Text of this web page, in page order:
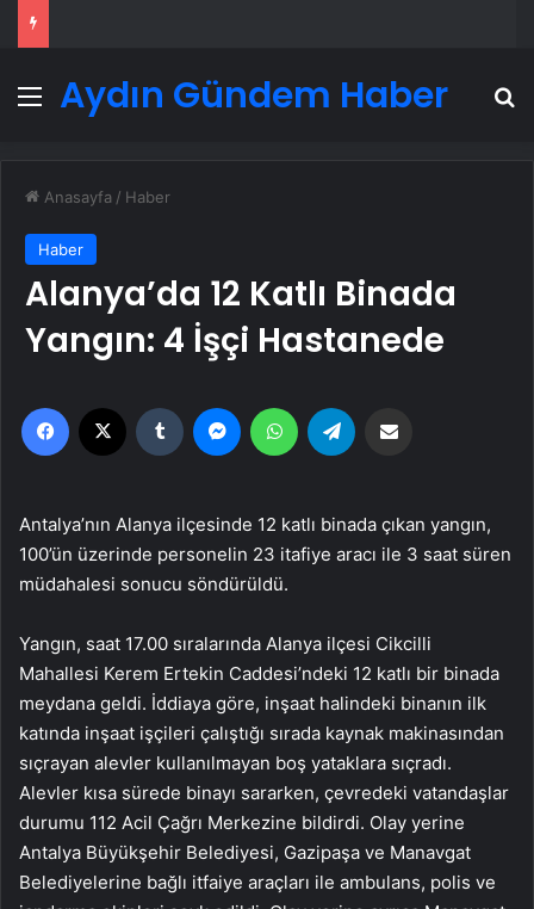
Menü
Aydın Gündem Haber
Anasayfa / Haber
Haber
Alanya’da 12 Katlı Binada
Yangın: 4 İşçi Hastanede
Facebook Tumblr MessengerWhatsApp
Antalya’nın Alanya ilçesinde 12 katlı binada çıkan yangın,
100’ün üzerinde personelin 23 itafiye aracı ile 3 saat süren
müdahalesi sonucu söndürüldü.
Yangın, saat 17.00 sıralarında Alanya ilçesi Cikcilli
Mahallesi Kerem Ertekin Caddesi’ndeki 12 katlı bir binada
meydana geldi. İddiaya göre, inşaat halindeki binanın ilk
katında inşaat işçileri çalıştığı sırada kaynak makinasından
sıçrayan alevler kullanılmayan boş yataklara sıçradı.
Alevler kısa sürede binayı sararken, çevredeki vatandaşlar
durumu 112 Acil Çağrı Merkezine bildirdi. Olay yerine
Antalya Büyükşehir Belediyesi, Gazipaşa ve Manavgat
Belediyelerine bağlı itfaiye araçları ile ambulans, polis ve